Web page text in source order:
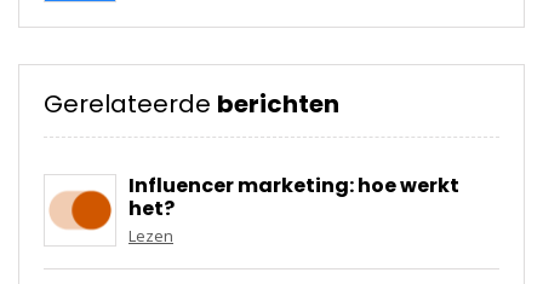
Gerelateerde berichten
Influencer marketing: hoe werkt
het?
Lezen